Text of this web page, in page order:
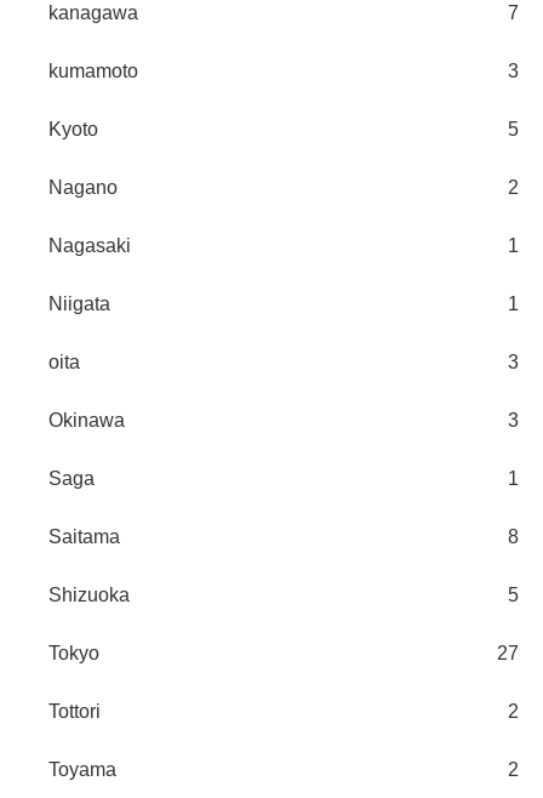
kanagawa 7
kumamoto 3
Kyoto 5
Nagano 2
Nagasaki 1
Niigata 1
oita 3
Okinawa 3
Saga 1
Saitama 8
Shizuoka 5
Tokyo 27
Tottori 2
Toyama 2